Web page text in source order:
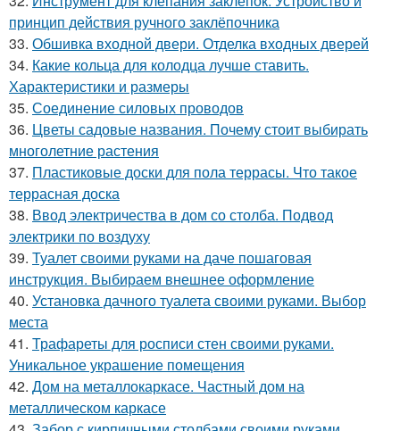
принцип действия ручного заклёпочника
33. Обшивка входной двери. Отделка входных дверей
34. Какие кольца для колодца лучше ставить.
Характеристики и размеры
35. Соединение силовых проводов
36. Цветы садовые названия. Почему стоит выбирать
многолетние растения
37. Пластиковые доски для пола террасы. Что такое
террасная доска
38. Ввод электричества в дом со столба. Подвод
электрики по воздуху
39. Туалет своими руками на даче пошаговая
инструкция. Выбираем внешнее оформление
40. Установка дачного туалета своими руками. Выбор
места
41. Трафареты для росписи стен своими руками.
Уникальное украшение помещения
42. Дом на металлокаркасе. Частный дом на
металлическом каркасе